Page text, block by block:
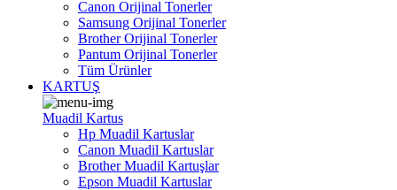
Canon Orijinal Tonerler
Samsung Orijinal Tonerler
Brother Orijinal Tonerler
Pantum Orijinal Tonerler
Tüm Ürünler
KARTUŞ
Muadil Kartus
Hp Muadil Kartuslar
Canon Muadil Kartuslar
Brother Muadil Kartuşlar
Epson Muadil Kartuslar